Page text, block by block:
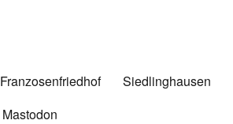
Franzosenfriedhof Siedlinghausen
Mastodon